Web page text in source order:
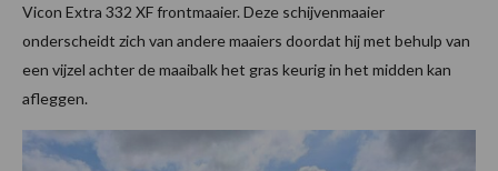
Vicon Extra 332 XF frontmaaier. Deze schijvenmaaier
onderscheidt zich van andere maaiers doordat hij met behulp van
een vijzel achter de maaibalk het gras keurig in het midden kan
afleggen.